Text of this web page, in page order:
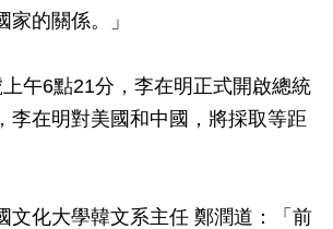
的關係。」
午6點21分，李在明正式開啟總統
李在明對美國和中國，將採取等距
文化大學韓文系主任 鄭潤道：「前